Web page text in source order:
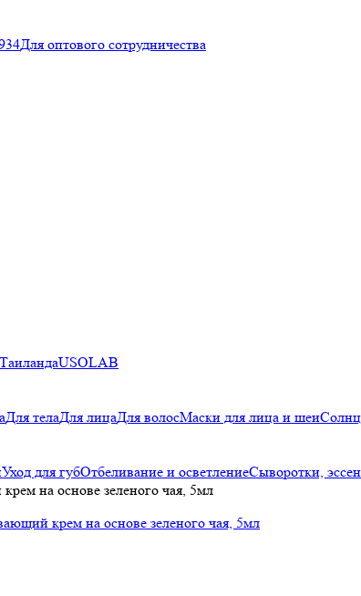
Для оптового сотрудничества
USOLAB
Для телаДля лицаДля волосМаски для лица и шеи
Уход для губОтбеливание и осветлениеСыворотки,
на основе зеленого чая, 5мл